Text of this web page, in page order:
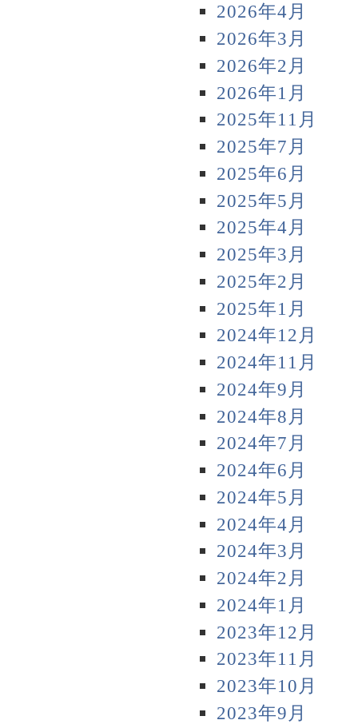
2026年4月
2026年3月
2026年2月
2026年1月
2025年11月
2025年7月
2025年6月
2025年5月
2025年4月
2025年3月
2025年2月
2025年1月
2024年12月
2024年11月
2024年9月
2024年8月
2024年7月
2024年6月
2024年5月
2024年4月
2024年3月
2024年2月
2024年1月
2023年12月
2023年11月
2023年10月
2023年9月